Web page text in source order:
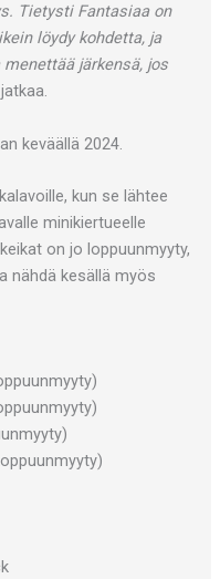
Tietysti Fantasiaa on
löydy kohdetta, ja
järkensä, jos
keväällä 2024.
kun se lähtee
minikiertueelle
on jo loppuunmyyty,
nähdä kesällä myös